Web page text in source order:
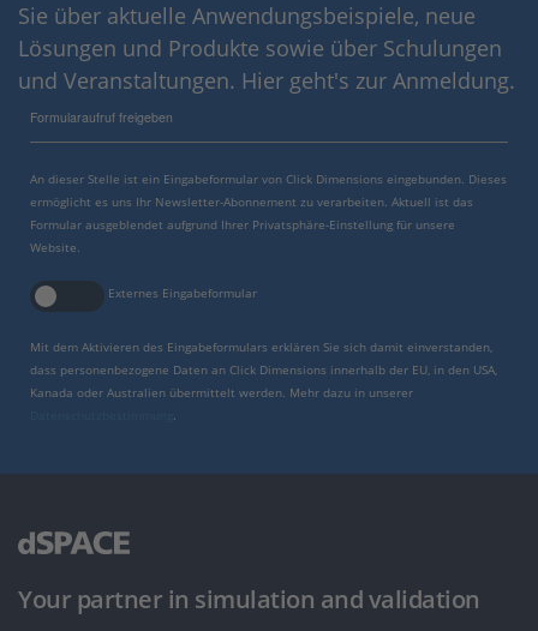
Sie über aktuelle Anwendungsbeispiele, neue
Lösungen und Produkte sowie über Schulungen
und Veranstaltungen. Hier geht's zur Anmeldung.
Formularaufruf freigeben
An dieser Stelle ist ein Eingabeformular von Click Dimensions eingebunden. Dieses
ermöglicht es uns Ihr Newsletter-Abonnement zu verarbeiten. Aktuell ist das
Formular ausgeblendet aufgrund Ihrer Privatsphäre-Einstellung für unsere
Website.
Externes Eingabeformular
Mit dem Aktivieren des Eingabeformulars erklären Sie sich damit einverstanden,
dass personenbezogene Daten an Click Dimensions innerhalb der EU, in den USA,
Kanada oder Australien übermittelt werden. Mehr dazu in unserer
Your partner in simulation and validation